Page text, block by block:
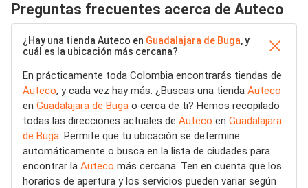
Preguntas frecuentes acerca de Auteco
¿Hay una tienda Auteco en Guadalajara de Buga, y
cuál es la ubicación más cercana?
En prácticamente toda Colombia encontrarás tiendas de
Auteco, y cada vez hay más. ¿Buscas una tienda Auteco
en Guadalajara de Buga o cerca de ti? Hemos recopilado
todas las direcciones actuales de Auteco en Guadalajara
de Buga. Permite que tu ubicación se determine
automáticamente o busca en la lista de ciudades para
encontrar la Auteco más cercana. Ten en cuenta que los
horarios de apertura y los servicios pueden variar según